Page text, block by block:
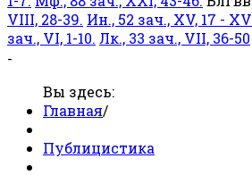
VIII, 28-39. Ин., 52 зач., XV, 17 -
зач., VI, 1-10. Лк., 33 зач., VII, 36-50
-
Вы здесь:
Главная/
Публицистика